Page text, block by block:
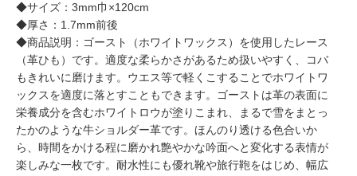
◆サイズ：3mm巾×120cm
◆厚さ：1.7mm前後
◆商品説明：ゴースト（ホワイトワックス）を使用したレース
（革ひも）です。適度な柔らかさがあるため扱いやすく、コバ
もきれいに磨けます。ウエス等で軽くこすることでホワイトワ
ックスを適度に落とすこともできます。ゴーストは革の表面に
栄養成分を含むホワイトロウが塗りこまれ、まるで雪をまとっ
たかのような牛ショルダー革です。ほんのり透ける色合いか
ら、時間をかける程に磨かれ艶やかな吟面へと変化する表情が
楽しみな一枚です。耐水性にも優れ靴や旅行鞄をはじめ、幅広